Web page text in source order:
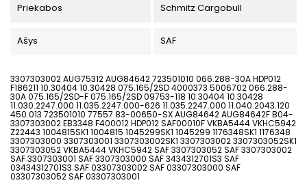
Priekabos Schmitz Cargobull
Ašys SAF
3307303002 AUG75312 AUG84642 723501010 066.288-30A HDP012
F186211 10.30404 10.30428 075.165/2SD 4000373 5006702 066.288-
30A 075.165/2SD-F 075.165/2SD 09753-118 10.30404 10.30428
11.030.2247.000 11.035.2247.000-626 11.035.2247.000 11.040.2043.120
450.013 723501010 77557 83-00650-SX AUG84642 AUG84642F B04-
3307303002 EB3348 F400012 HDP012 SAF00010F VKBA5444 VKHC5942
Z22443 1004815SK1 1004815 1045299SK1 1045299 1176348SK1 1176348
3307303000 3307303001 3307303002SK1 3307303002 3307303052SK1
3307303052 VKBA5444 VKHC5942 SAF 3307303052 SAF 3307303002
SAF 3307303001 SAF 3307303000 SAF 3434312701S3 SAF
03434312701S3 SAF 03307303002 SAF 03307303000 SAF
03307303052 SAF 03307303001